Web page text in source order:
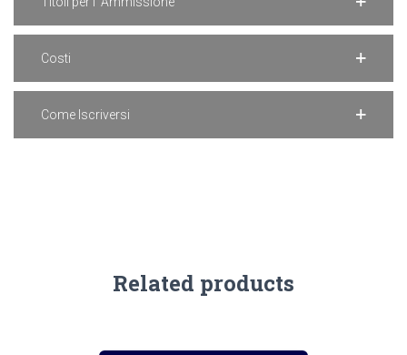
Costi
Come Iscriversi
Related products